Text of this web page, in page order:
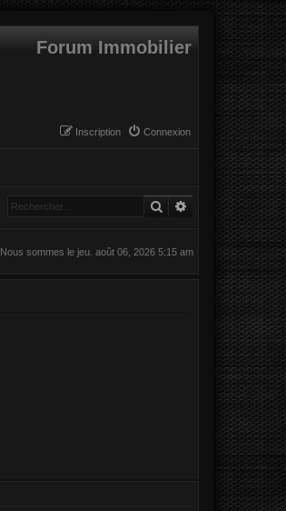
Forum Immobilier
Connexion
Inscription
Rechercher
Recherche
Nous sommes le jeu. août 06, 2026 5:15 am